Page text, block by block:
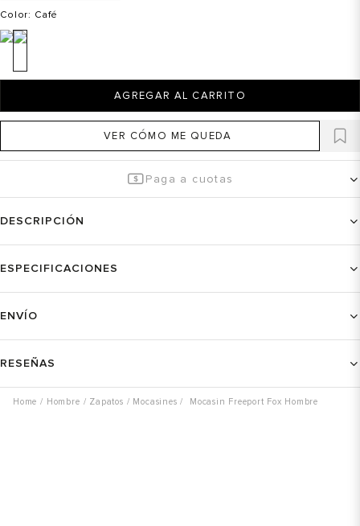
Color: Café
AGREGAR AL CARRITO
VER CÓMO ME QUEDA
Paga a cuotas
DESCRIPCIÓN
ESPECIFICACIONES
ENVÍO
RESEÑAS
Hombre Zapatos Mocasines Mocasin Freeport Fox Hombre